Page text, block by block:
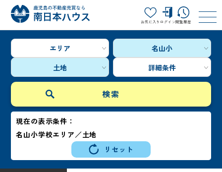
お気に入り ログイン閲覧履歴
エリア
名山小
土地
詳細条件
現在の表示条件：
名山小学校エリア／土地
リセット